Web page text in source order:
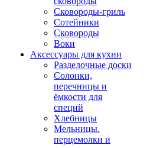
Сковороды-гриль
Сотейники
Сковороды
Воки
Аксессуары для кухни
Разделочные доски
Солонки,
перечницы и
ёмкости для
специй
Хлебницы
Мельницы.
перцемолки и